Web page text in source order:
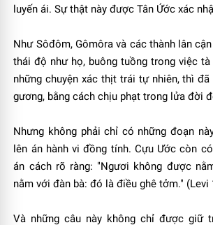
luyến ái. Sự thật này được Tân Ứớc xác
Như Sôđôm, Gômôra và các thành lân
thái độ như họ, buông tuồng trong việc tà
những chuyện xác thịt trái tự nhiên, thì
gương, bằng cách chịu phạt trong lửa đời
Nhưng không phải chỉ có những đoạn
lên án hành vi đồng tính. Cựu Ước còn
án cách rõ ràng: "Ngươi không được
nằm với đàn bà: đó là điều ghê tởm." (Levi
Và những câu này không chỉ được giữ